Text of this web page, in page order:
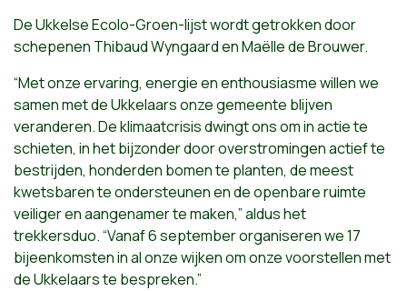
De Ukkelse Ecolo-Groen-lijst wordt getrokken door
schepenen Thibaud Wyngaard en Maëlle de Brouwer.
“Met onze ervaring, energie en enthousiasme willen we
samen met de Ukkelaars onze gemeente blijven
veranderen. De klimaatcrisis dwingt ons om in actie te
schieten, in het bijzonder door overstromingen actief te
bestrijden, honderden bomen te planten, de meest
kwetsbaren te ondersteunen en de openbare ruimte
veiliger en aangenamer te maken,” aldus het
trekkersduo. “Vanaf 6 september organiseren we 17
bijeenkomsten in al onze wijken om onze voorstellen met
de Ukkelaars te bespreken.”